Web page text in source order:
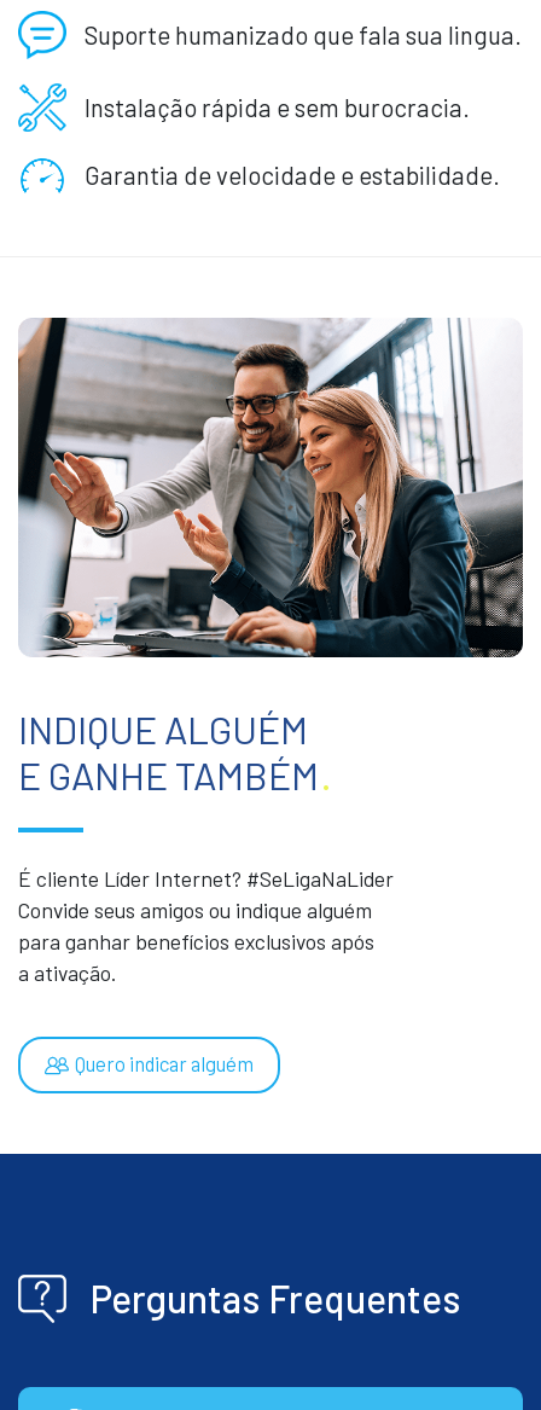
Suporte humanizado que fala sua lingua.
Instalação rápida e sem burocracia.
Garantia de velocidade e estabilidade.
INDIQUE ALGUÉM
E GANHE TAMBÉM.
É cliente Líder Internet? #SeLigaNaLider
Convide seus amigos ou indique alguém
para ganhar benefícios exclusivos após
a ativação.
Quero indicar alguém
Perguntas Frequentes